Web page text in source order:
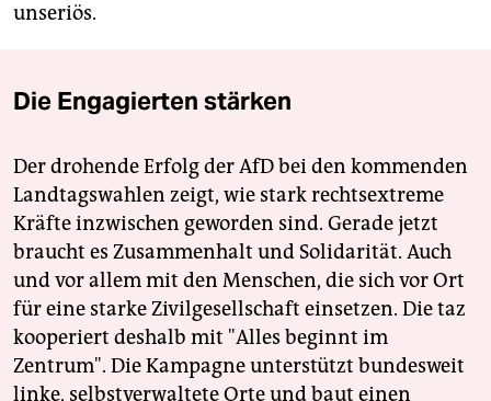
unseriös.
Die Engagierten stärken
Der drohende Erfolg der AfD bei den kommenden
Landtagswahlen zeigt, wie stark rechtsextreme
Kräfte inzwischen geworden sind. Gerade jetzt
braucht es Zusammenhalt und Solidarität. Auch
und vor allem mit den Menschen, die sich vor Ort
für eine starke Zivilgesellschaft einsetzen. Die taz
kooperiert deshalb mit "Alles beginnt im
Zentrum". Die Kampagne unterstützt bundesweit
linke, selbstverwaltete Orte und baut einen